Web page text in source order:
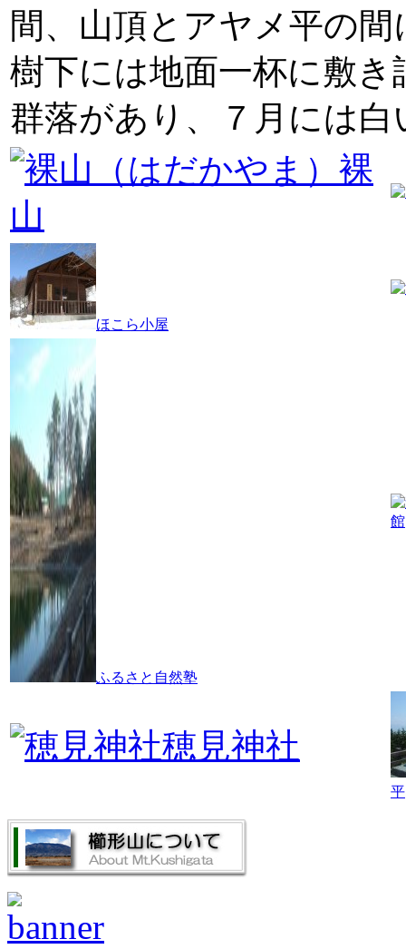
間、山頂とアヤメ平の間
樹下には地面一杯に敷
群落があり、７月には
裸
山
ほこら小屋
ふるさと自然塾
館
穂見神社
平